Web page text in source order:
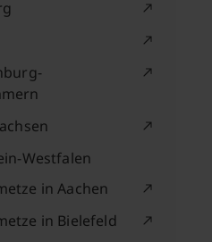
Westfalen
in Aachen
in Bielefeld